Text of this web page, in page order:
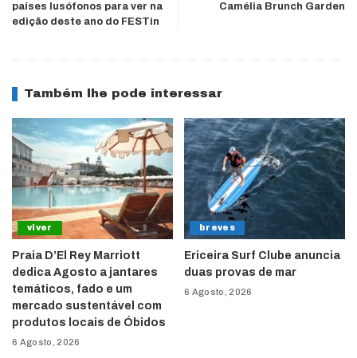
países lusófonos para ver na
edição deste ano do FESTin
Camélia Brunch Garden
Também lhe pode interessar
viver
Praia D’El Rey Marriott
dedica Agosto a jantares
temáticos, fado e um
mercado sustentável com
produtos locais de Óbidos
6 Agosto, 2026
breves
Ericeira Surf Clube anuncia
duas provas de mar
6 Agosto, 2026